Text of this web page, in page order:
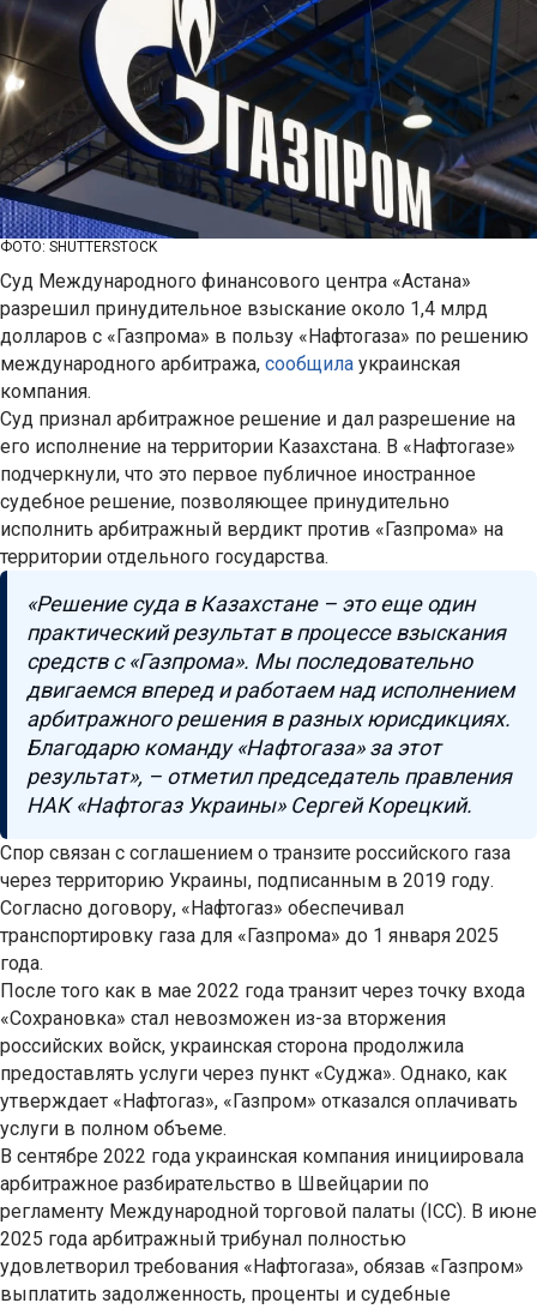
ФОТО: SHUTTERSTOCK
Суд Международного финансового центра «Астана»
разрешил принудительное взыскание около 1,4 млрд
долларов с «Газпрома» в пользу «Нафтогаза» по решению
международного арбитража, сообщила украинская
компания.
Суд признал арбитражное решение и дал разрешение на
его исполнение на территории Казахстана. В «Нафтогазе»
подчеркнули, что это первое публичное иностранное
судебное решение, позволяющее принудительно
исполнить арбитражный вердикт против «Газпрома» на
территории отдельного государства.
«Решение суда в Казахстане – это еще один
практический результат в процессе взыскания
средств с «Газпрома». Мы последовательно
двигаемся вперед и работаем над исполнением
арбитражного решения в разных юрисдикциях.
Благодарю команду «Нафтогаза» за этот
результат», – отметил председатель правления
НАК «Нафтогаз Украины» Сергей Корецкий.
Спор связан с соглашением о транзите российского газа
через территорию Украины, подписанным в 2019 году.
Согласно договору, «Нафтогаз» обеспечивал
транспортировку газа для «Газпрома» до 1 января 2025
года.
После того как в мае 2022 года транзит через точку входа
«Сохрановка» стал невозможен из-за вторжения
российских войск, украинская сторона продолжила
предоставлять услуги через пункт «Суджа». Однако, как
утверждает «Нафтогаз», «Газпром» отказался оплачивать
услуги в полном объеме.
В сентябре 2022 года украинская компания инициировала
арбитражное разбирательство в Швейцарии по
регламенту Международной торговой палаты (ICC). В июне
2025 года арбитражный трибунал полностью
удовлетворил требования «Нафтогаза», обязав «Газпром»
выплатить задолженность, проценты и судебные